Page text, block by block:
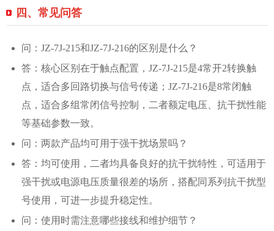
四、常见问答
问：JZ-7J-215和JZ-7J-216的区别是什么？
答：核心区别在于触点配置，JZ-7J-215是4常开2转换触
点，适合多回路切换与信号传递；JZ-7J-216是8常闭触
点，适合多组常闭信号控制，二者额定电压、抗干扰性能
等基础参数一致。
问：两款产品均可用于强干扰场景吗？
答：均可使用，二者均具备良好的抗干扰特性，可适用于
强干扰或电源电压质量很差的场所，搭配同系列抗干扰型
号使用，可进一步提升稳定性。
问：使用时需注意哪些接线和维护细节？